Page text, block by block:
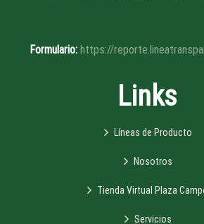
Formulario: https://
Links
Líneas de Producto
Nosotros
Tienda Virtual Plaza
Servicios